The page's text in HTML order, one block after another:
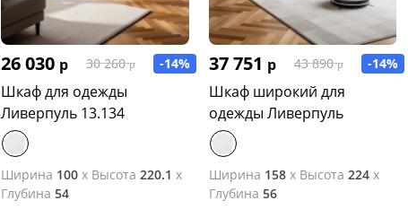
26 030 р 30 260 р -14%
Шкаф для одежды
Ливерпуль 13.134
Ширина 100 x Высота 220.1 x
Глубина 54
37 751 р 43 890 р -14%
Шкаф широкий для
одежды Ливерпуль
Ширина 158x Высота 224x
Глубина 56